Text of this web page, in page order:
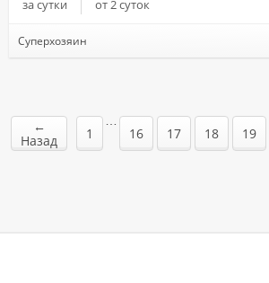
за сутки от 2 суток
Суперхозяин
←
Назад
1
…
16 17 18 19